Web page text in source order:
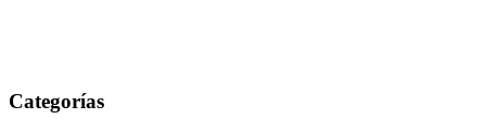
Categorías